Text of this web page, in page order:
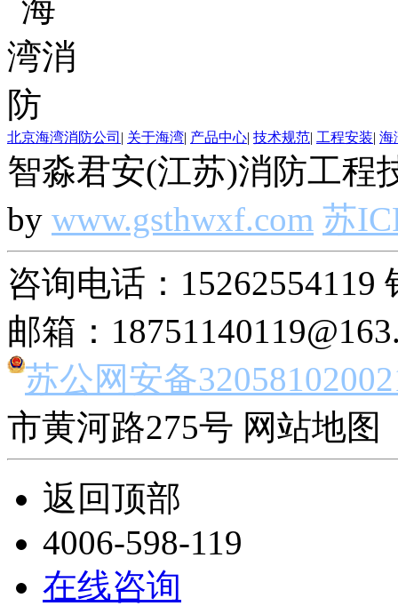
北京海湾消防公司 | 关于海湾| 产品中心| 技术规范| 工程安装| 海
智淼君安(江苏)消防工程
by www.gsthwxf.com 苏
咨询电话：15262554119
邮箱：
苏公网安备
市黄河路275号 网站地图
返回顶部
4006-598-119
在线咨询